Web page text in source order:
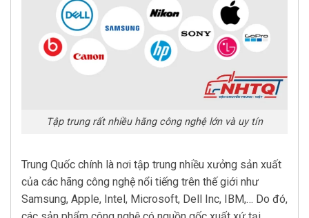
Tập trung rất nhiều hãng công nghệ lớn và uy tín
Trung Quốc chính là nơi tập trung nhiều xưởng sản xuất
của các hãng công nghệ nổi tiếng trên thế giới như
Samsung, Apple, Intel, Microsoft, Dell Inc, IBM,… Do đó,